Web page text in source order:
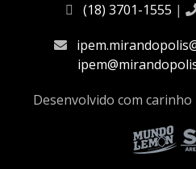
(18) 3701-1555 |
Desenvolvido com